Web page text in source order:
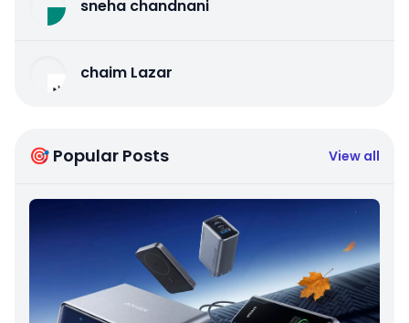
sneha chandnani
chaim Lazar
🎯 Popular Posts View all